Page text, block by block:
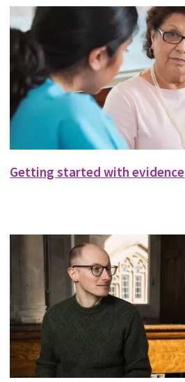
Getting started with evidence